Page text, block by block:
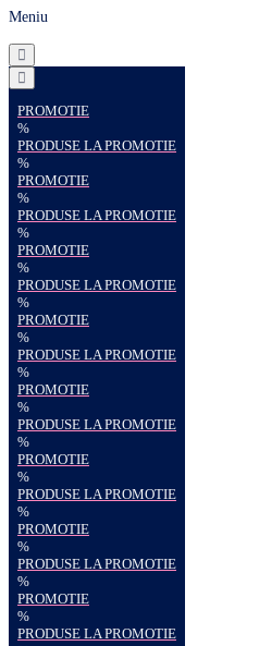
Meniu
PROMOTIE
%
PRODUSE LA PROMOTIE
%
PROMOTIE
%
PRODUSE LA PROMOTIE
%
PROMOTIE
%
PRODUSE LA PROMOTIE
%
PROMOTIE
%
PRODUSE LA PROMOTIE
%
PROMOTIE
%
PRODUSE LA PROMOTIE
%
PROMOTIE
%
PRODUSE LA PROMOTIE
%
PROMOTIE
%
PRODUSE LA PROMOTIE
%
PROMOTIE
%
PRODUSE LA PROMOTIE